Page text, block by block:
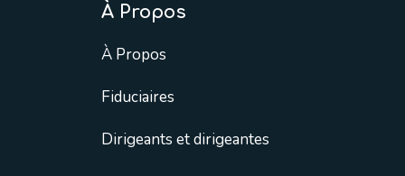
À Propos
À Propos
Fiduciaires
Dirigeants et dirigeantes